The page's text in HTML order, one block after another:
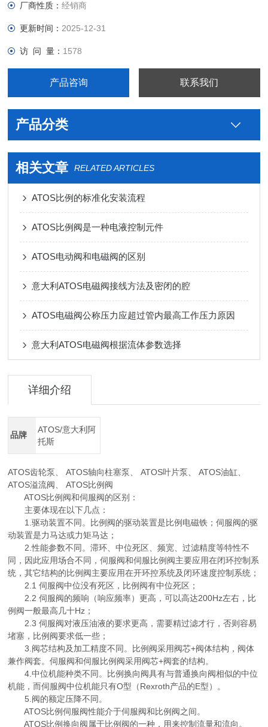
厂商性质：经销商
更新时间： 2025-12-31
访 问 量： 1578
产品咨询 联系我们
产品分类
相关文章 RELATED ARTICLES
ATOS比例的标准化安装流程
ATOS比例阀是一种电液控制元件
ATOS电动阀和电磁阀的区别
意大利ATOS电磁阀接线方法及密闭的腔
ATOS电磁阀公称压力应超过管内最高工作压力原因
意大利ATOS电磁阀根据流体参数选择
详细介绍
品牌
ATOS/意大利阿
托斯
ATOS齿轮泵、 ATOS轴向柱塞泵、 ATOS叶片泵、 ATOS油缸、
ATOS溢流阀、 ATOS比例阀
ATOS比例阀和伺服阀的区别：
主要体现在以下几点：
1.驱动装置不同。比例阀的驱动装置是比例电磁铁；伺服阀的驱
动装置是力马达或力矩马达；
2.性能参数不同。滞环、中位死区、频宽、过滤精度等特性不
同，因此应用场合不同，伺服阀和伺服比例阀主要应用在闭环控制系
统，其它结构的比例阀主要应用在开环控系统及闭环速度控制系统；
2.1 伺服阀中位没有死区，比例阀有中位死区；
2.2 伺服阀的频响（响应频率）更高，可以高达200Hz左右，比
例阀一般最高几十Hz；
2.3 伺服阀对液压油液的要求更高，需要精过滤才行，否则容易
堵塞，比例阀要求低一些；
3.阀芯结构及加工精度不同。比例阀采用阀芯+阀体结构，阀体
兼作阀套。伺服阀和伺服比例阀采用阀芯+阀套的结构。
4.中位机能种类不同。比例换向阀具有与普通换向阀相似的中位
机能，而伺服阀中位机能只有O型（Rexroth产品的E型）。
5.阀的额定压降不同。
ATOS比例伺服阀性能介于伺服阀和比例阀之间。
ATOS比例换向阀属于比例阀的一种，用来控制流量和流向。